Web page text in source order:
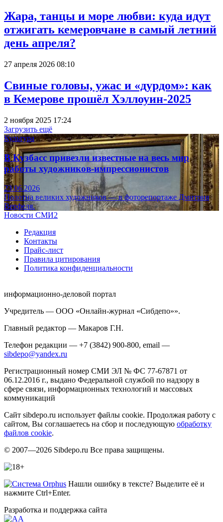
Жара, танцы и море любви: куда идут
отжигать кемеровчане в самый летний
день апреля?
27 апреля 2026 08:10
Свиные головы, ужас и «дурдом»: как
в Кемерове прошёл Хэллоуин-2025
2 ноября 2025 17:24
Загрузить ещё
Культура
В Кузбасс привезли известные на весь мир
работы художников-импрессионистов
23.06.2026
Полотна великих художников — в фоторепортаже Дмитрия
Верфеля.
Новости СМИ2
Редакция
Контакты
Прайс-лист
Правила цитирования
Политика конфиденциальности
информационно-деловой портал
Учредитель — ООО «Онлайн-журнал «Сибдепо»».
Главный редактор — Макаров Г.Н.
Телефон редакции — +7 (3842) 900-800, email —
sibdepo@yandex.ru
Регистрационный номер СМИ ЭЛ № ФС 77-67871 от
06.12.2016 г., выдано Федеральной службой по надзору в
сфере связи, информационных технологий и массовых
коммуникаций
Сайт sibdepo.ru использует файлы cookie. Продолжая работу с
сайтом, Вы соглашаетесь на сбор и последующую обработку
файлов cookie.
© 2007—2026 Sibdepo.ru Все права защищены.
Нашли ошибку в тексте? Выделите её и
нажмите Ctrl+Enter.
Разработка и поддержка сайта